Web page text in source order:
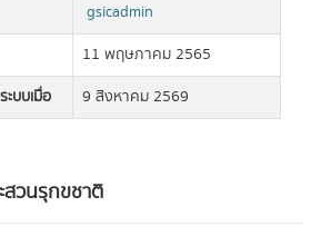
วนรุกขชาติ
gsicadmin
11 พฤษภาคม 2565
บบเมื่อ
9 สิงหาคม 2569